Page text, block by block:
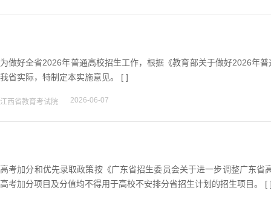
为做好全省2026年普通高校招生工作，根据《教育部关于做好2026年
我省实际，特制定本实施意见。 [ ]
江西省教育考试院 2026-06-07
高考加分和优先录取政策按《广东省招生委员会关于进一步调整广东
高考加分项目及分值均不得用于高校不安排分省招生计划的招生项目。 [